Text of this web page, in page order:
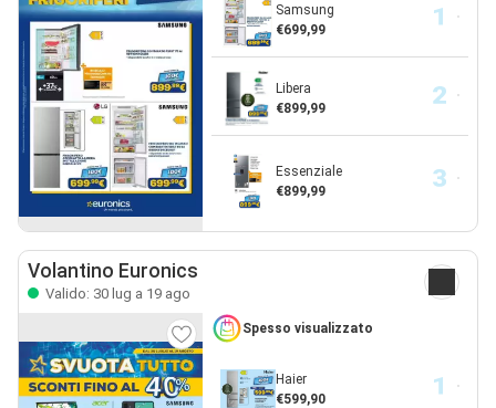
Samsung
€699,99
Libera
€899,99
Essenziale
€899,99
Volantino Euronics
Valido: 30 lug a 19 ago
Spesso visualizzato
Haier
€599,90